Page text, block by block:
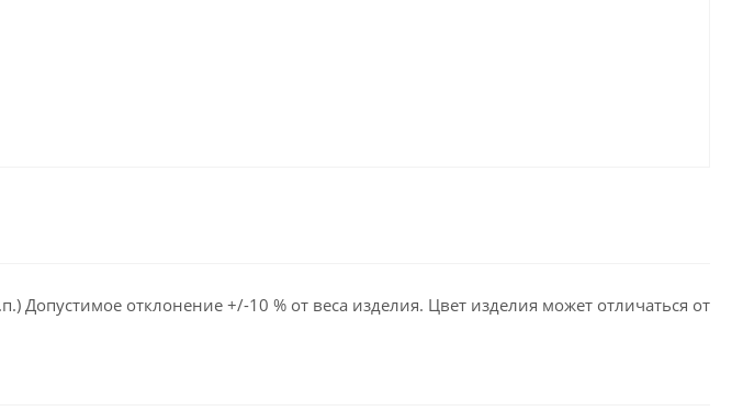
Допустимое отклонение +/-10 % от веса изделия. Цвет изделия может отличаться от